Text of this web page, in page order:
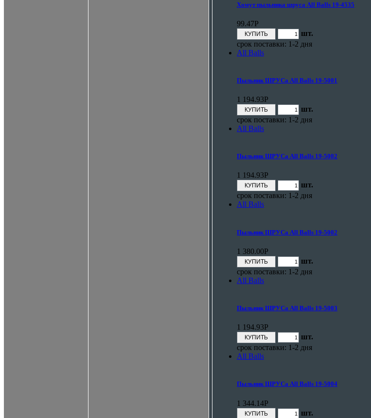
Хомут пыльника шруса All Balls 19-4535
99.47Р
шт.
срок поставки: 1-2 дня
All Balls
Пыльник ШРУСа All Balls 19-5001
1 194.93Р
шт.
срок поставки: 1-2 дня
All Balls
Пыльник ШРУСа All Balls 19-5002
1 194.93Р
шт.
срок поставки: 1-2 дня
All Balls
Пыльник ШРУСа All Balls 19-5002
1 380.00Р
шт.
срок поставки: 1-2 дня
All Balls
Пыльник ШРУСа All Balls 19-5003
1 194.93Р
шт.
срок поставки: 1-2 дня
All Balls
Пыльник ШРУСа All Balls 19-5004
1 344.14Р
шт.